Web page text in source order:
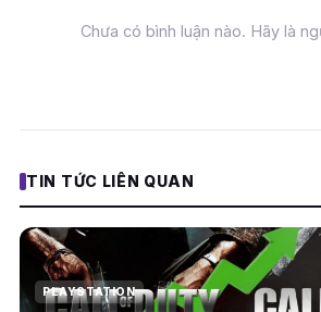
Chưa có bình luận nào. Hãy là
TIN TỨC LIÊN QUAN
PLAYSTATION